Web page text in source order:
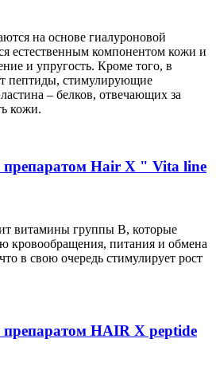
на основе гиалуроновой
естественным компонентом кожи и
и упругость. Кроме того, в
пептиды, стимулирующие
– белков, отвечающих за
кожи.
препаратом Hair X " Vita line
витамины группы В, которые
кровообращения, питания и обмена
в свою очередь стимулирует рост
препаратом HAIR X peptide